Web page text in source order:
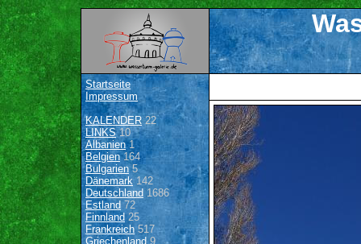
Startseite
Impressum
KALENDER22
LINKS10
Albanien1
Belgien164
Bulgarien 5
Dänemark142
Deutschland 1686
Estland 72
Finnland 25
Frankreich517
Griechenland9